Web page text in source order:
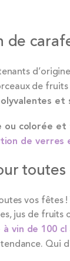
de
et
colorée
de verres
vos fêtes
jus de fruits
vin de 100 cl
Qui